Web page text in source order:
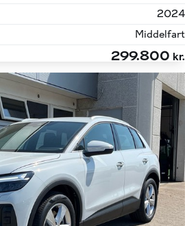
2024
Middelfart
299.800 kr.